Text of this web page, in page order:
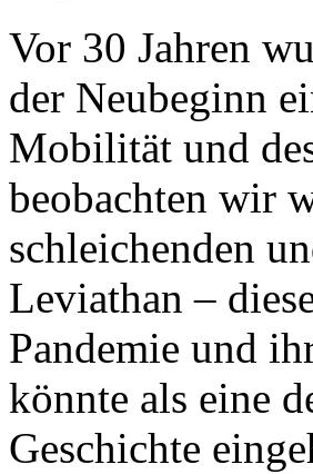
Vor 30 Jahren
der Neubeginn
Mobilität und
beobachten wir
schleichenden
Leviathan –
Pandemie und
könnte als eine
Geschichte